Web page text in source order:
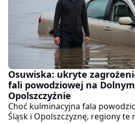
Osuwiska: ukryte
fali powodziowej na
Opolszczyźnie
Choć kulminacyjna fala
Śląsk i Opolszczyznę, regiony te